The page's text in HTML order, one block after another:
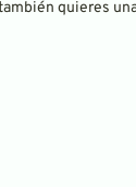
quieres